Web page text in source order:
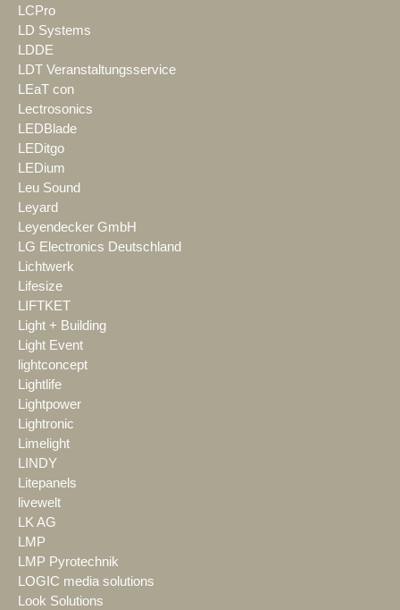
LCPro
LD Systems
LDDE
LDT Veranstaltungsservice
LEaT con
Lectrosonics
LEDBlade
LEDitgo
LEDium
Leu Sound
Leyard
Leyendecker GmbH
LG Electronics Deutschland
Lichtwerk
Lifesize
LIFTKET
Light + Building
Light Event
lightconcept
Lightlife
Lightpower
Lightronic
Limelight
LINDY
Litepanels
livewelt
LK AG
LMP
LMP Pyrotechnik
LOGIC media solutions
Look Solutions